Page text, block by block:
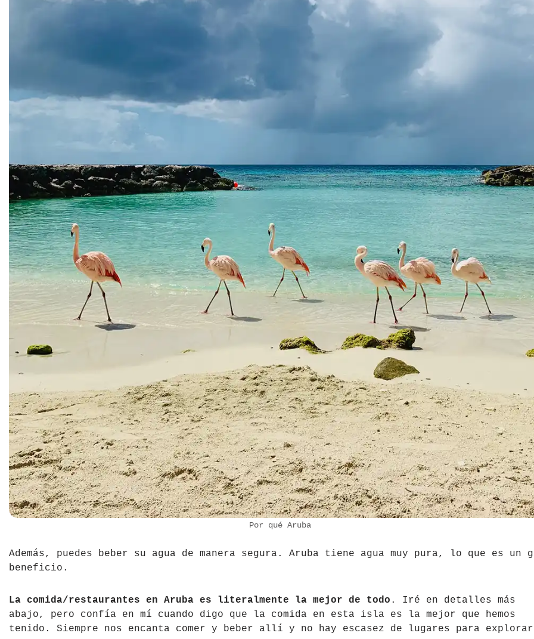
Por qué Aruba
Además, puedes beber su agua de manera segura. Aruba tiene agua muy pura, lo que es un
beneficio.
La comida/restaurantes en Aruba es literalmente la mejor de todo . Iré en detalles más
abajo, pero confía en mí cuando digo que la comida en esta isla es la mejor que hemos
tenido. Siempre nos encanta comer y beber allí y no hay escasez de lugares para